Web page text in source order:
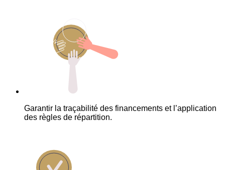
Garantir la traçabilité des financements et l’application
des règles de répartition.